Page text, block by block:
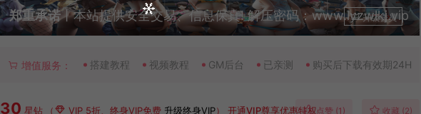
郑重承诺丨本站提供安全交易、信息保真! 解压密码：www.lyzwlkj.vip
升级会员
增值服务： 搭建教程 视频教程 GM后台 已亲测 购买后下载有效期24H
30 星钻 （ VIP 5折、终身VIP免费 升级终身VIP）开通VIP尊享优惠特权点赞 (1 ) 收藏 (2)